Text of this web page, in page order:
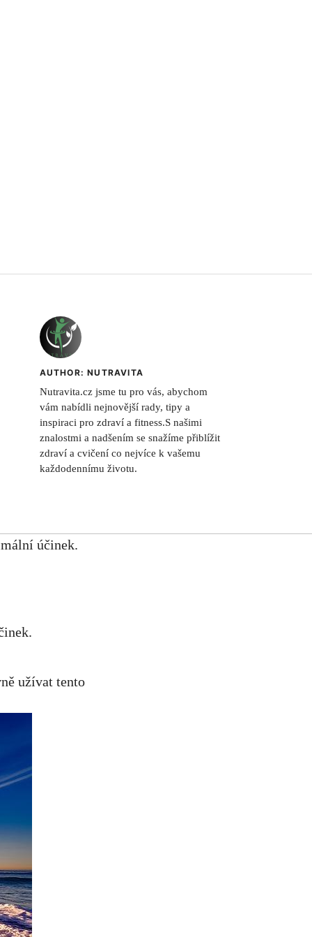
AUTHOR: NUTRAVITA
Nutravita.cz jsme tu pro vás, abychom
vám nabídli nejnovější rady, tipy a
inspiraci pro zdraví a fitness.S našimi
znalostmi a nadšením se snažíme přiblížit
zdraví a cvičení co nejvíce k vašemu
každodennímu životu.
účinek.
užívat tento